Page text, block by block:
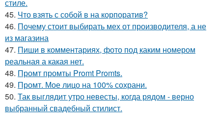
стиле.
45. Что взять с собой в на корпоратив?
46. Почему стоит выбирать мех от производителя, а не
из магазина
47. Пиши в комментариях, фото под каким номером
реальная а какая нет.
48. Промт промты Promt Promts.
49. Промт. Мое лицо на 100% сохрани.
50. Так выглядит утро невесты, когда рядом - верно
выбранный свадебный стилист.